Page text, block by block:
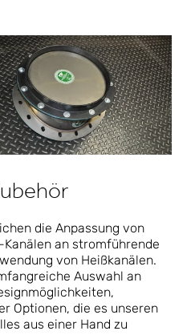
die Anpassung von
an stromführende
von Heißkanälen.
Auswahl an
Optionen, die es unseren
aus einer Hand zu